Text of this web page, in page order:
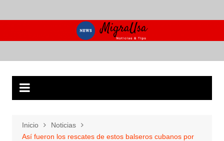
al
Inicio
Noticias
Así fueron los rescates de estos balseros cubanos por